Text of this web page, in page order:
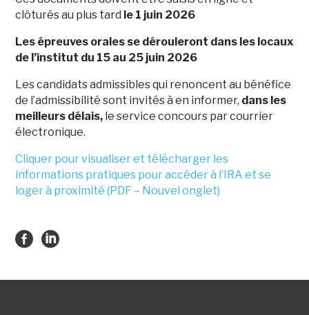
clôturés au plus tard le 1 juin 2026
Les épreuves orales se dérouleront dans les locaux
de l’institut du 15 au 25 juin 2026
Les candidats admissibles qui renoncent au bénéfice
de l’admissibilité sont invités à en informer, dans les
meilleurs délais, le service concours par courrier
électronique.
Cliquer pour visualiser et télécharger les
informations pratiques pour accéder à l’IRA et se
loger à proximité (PDF – Nouvel onglet)